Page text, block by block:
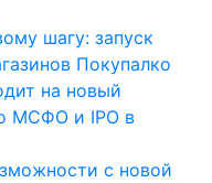
шагу: запуск
Покупалко
на новый
МСФО и IPO в
с новой